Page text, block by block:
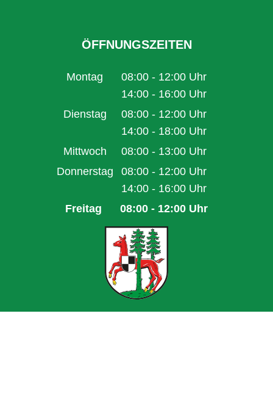
ÖFFNUNGSZEITEN
Montag 08:00 - 12:00 Uhr
Von 08:00 bis 12:00 Uhr
14:00 - 16:00 Uhr
Von 14:00 bis 16:00 Uhr
Dienstag 08:00 - 12:00 Uhr
Von 08:00 bis 12:00 Uhr
14:00 - 18:00 Uhr
Von 14:00 bis 18:00 Uhr
Mittwoch 08:00 - 13:00 Uhr
Von 08:00 bis 13:00 Uhr
Donnerstag 08:00 - 12:00 Uhr
Von 08:00 bis 12:00 Uhr
14:00 - 16:00 Uhr
Von 14:00 bis 16:00 Uhr
Freitag 08:00 - 12:00 Uhr
Von 08:00 bis 12:00 Uhr